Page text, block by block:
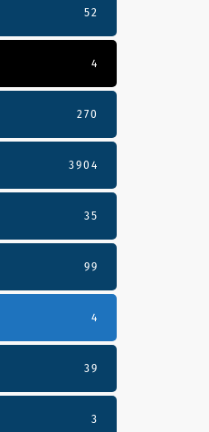
52
4
270
3904
35
99
4
39
3